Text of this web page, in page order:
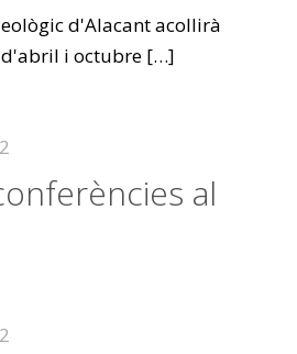
d'Alacant acollirà
d'abril i octubre […]
al